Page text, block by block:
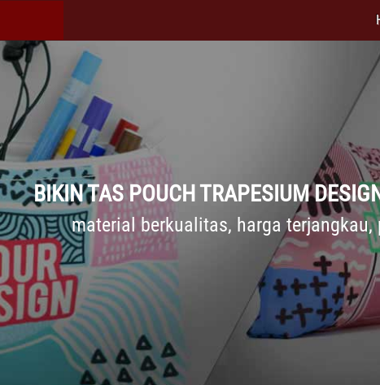
BIKIN TAS POUCH TRAPESIUM
material berkualitas, harga terjangkau,